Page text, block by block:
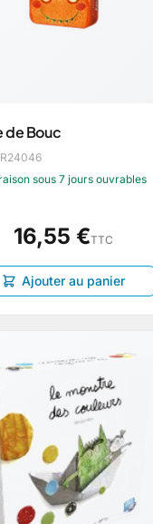
de Bouc
sous 7 jours ouvrables
16,55 €TTC
Ajouter au panier